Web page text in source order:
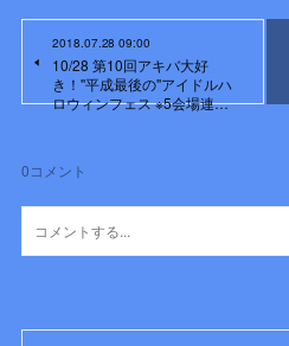
2018.07.28 09:00
10/28 第10回アキバ大好
き！''平成最後の''アイドルハ
ロウィンフェス ※5会場連…
0コメント